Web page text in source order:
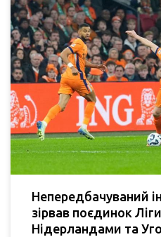
Непередбачуваний
зірвав поєдинок
Нідерландами та